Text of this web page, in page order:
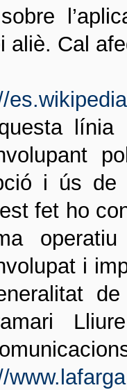
aliè. Cal
línia
i ús de
fet ho
i